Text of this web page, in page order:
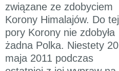
związane ze zdobyciem
Korony Himalajów. Do tej
pory Korony nie zdobyła
żadna Polka. Niestety 20
maja 2011 podczas